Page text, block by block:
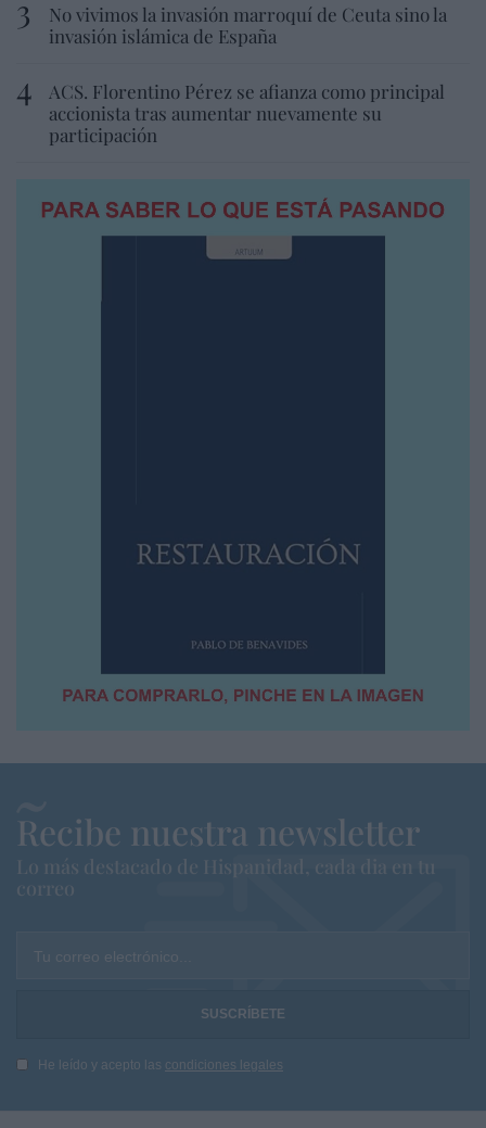
No vivimos la invasión marroquí de Ceuta sino la
invasión islámica de España
ACS. Florentino Pérez se afianza como principal
accionista tras aumentar nuevamente su
participación
Recibe nuestra newsletter
Lo más destacado de Hispanidad, cada dia en tu
correo
Tu correo electrónico...
He leído y acepto las condiciones legales